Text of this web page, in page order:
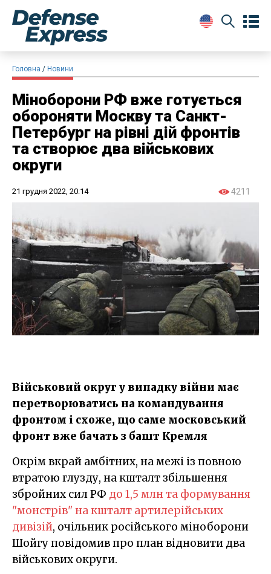
Головна Новини
Міноборони РФ вже готується
обороняти Москву та Санкт-
Петербург на рівні дій фронтів
та створює два військових
округи
21 грудня 2022, 20:14 4211
Військовий округ у випадку війни має
перетворюватись на командування
фронтом і схоже, що саме московський
фронт вже бачать з башт Кремля
Окрім вкрай амбітних, на межі із повною
втратою глузду, на кшталт збільшення
збройних сил РФ до 1,5 млн та формування
"монстрів" на кшталт артилерійських
дивізій, очільник російського міноборони
Шойгу повідомив про план відновити два
військових округи.